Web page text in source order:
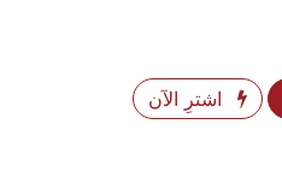
اشترِ الآن